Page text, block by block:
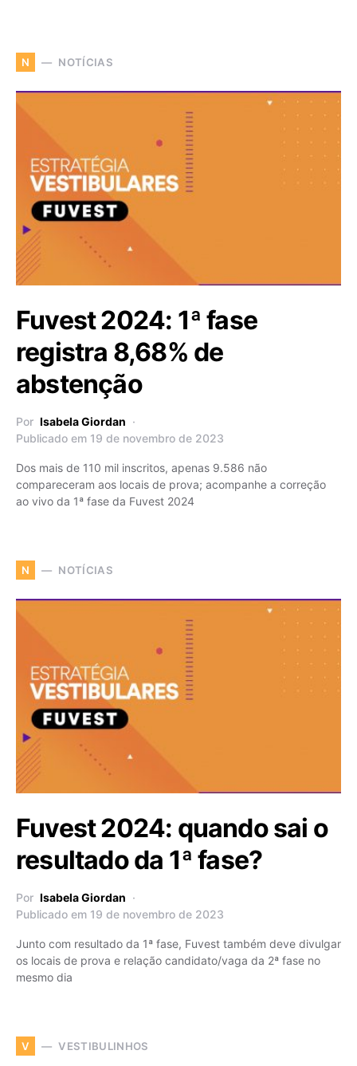
N NOTÍCIAS
Fuvest 2024: 1ª fase
registra 8,68% de
abstenção
Por Isabela Giordan
Publicado em 19 de novembro de 2023
Dos mais de 110 mil inscritos, apenas 9.586 não
compareceram aos locais de prova; acompanhe a correção
ao vivo da 1ª fase da Fuvest 2024
N NOTÍCIAS
Fuvest 2024: quando sai o
resultado da 1ª fase?
Por Isabela Giordan
Publicado em 19 de novembro de 2023
Junto com resultado da 1ª fase, Fuvest também deve divulgar
os locais de prova e relação candidato/vaga da 2ª fase no
mesmo dia
V VESTIBULINHOS